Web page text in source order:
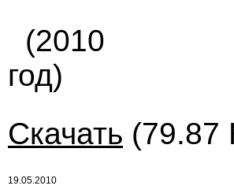
(2010
год)
Скачать (79.87
19.05.2010